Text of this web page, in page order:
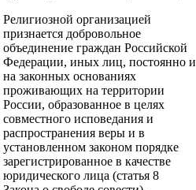
Религиозной организацией
признается добровольное
объединение граждан Российской
Федерации, иных лиц, постоянно и
на законных основаниях
проживающих на территории
России, образованное в целях
совместного исповедания и
распространения веры и в
установленном законом порядке
зарегистрированное в качестве
юридического лица (статья 8